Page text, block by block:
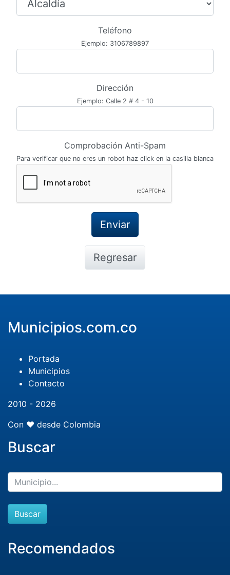
Teléfono
Ejemplo: 3106789897
Dirección
Ejemplo: Calle 2 # 4 - 10
Comprobación Anti-Spam
Para verificar que no eres un robot haz click en la casilla blanca
Regresar
Municipios.com.co
Portada
Municipios
Contacto
2010 - 2026
Con ❤️ desde Colombia
Buscar
Buscar
Recomendados